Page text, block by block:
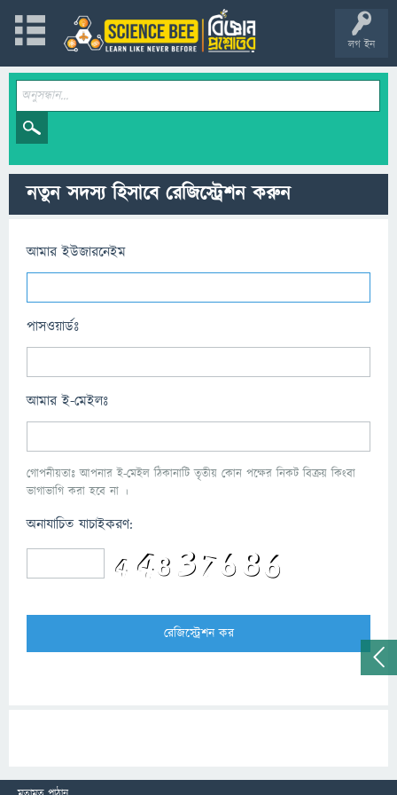
লগ ইন
নতুন সদস্য হিসাবে রেজিস্ট্রেশন করুন
আমার ইউজারনেইম
পাসওয়ার্ডঃ
আমার ই-মেইলঃ
গোপনীয়তাঃ আপনার ই-মেইল ঠিকানাটি তৃতীয় কোন পক্ষের নিকট বিক্রয় কিংবা
ভাগাভাগি করা হবে না ।
অনাযাচিত যাচাইকরণ: